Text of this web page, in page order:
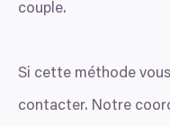
couple.
Si cette méthode
contacter. Notre